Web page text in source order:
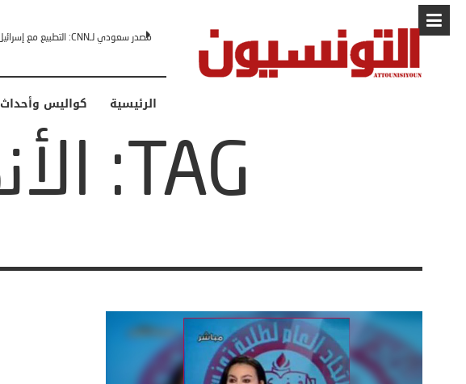
مصدر سعودي لـCNN: التطبيع مع إسرائيل مرهون بمسار لا رجعة فيه نحو إقامة دولة فلسطينية
الرئيسية كواليس وأحداث
TAG: الأنظمة السياسية